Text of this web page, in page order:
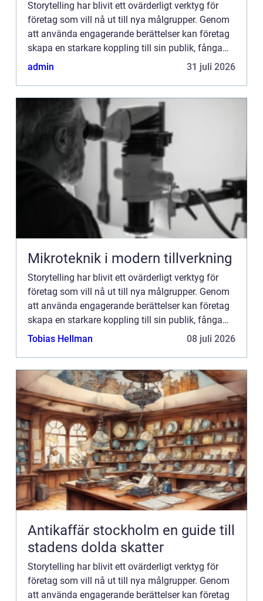
Storytelling har blivit ett ovärderligt verktyg för
företag som vill nå ut till nya målgrupper. Genom
att använda engagerande berättelser kan företag
skapa en starkare koppling till sin publik, fånga
de...
admin 31 juli 2026
Mikroteknik i modern tillverkning
Storytelling har blivit ett ovärderligt verktyg för
företag som vill nå ut till nya målgrupper. Genom
att använda engagerande berättelser kan företag
skapa en starkare koppling till sin publik, fånga
de...
Tobias Hellman 08 juli 2026
Antikaffär stockholm en guide till
stadens dolda skatter
Storytelling har blivit ett ovärderligt verktyg för
företag som vill nå ut till nya målgrupper. Genom
att använda engagerande berättelser kan företag